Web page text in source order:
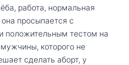
работа, нормальная
просыпается с
положительным тестом на
которого не
сделать аборт, у